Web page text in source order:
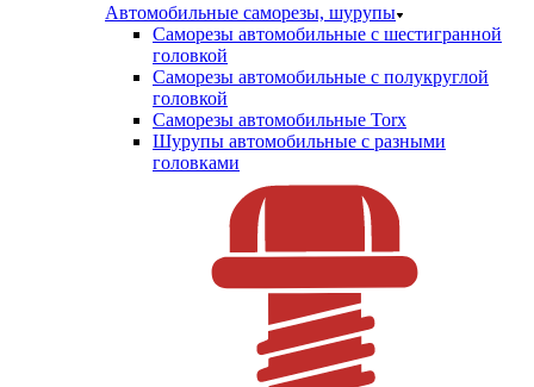
Автомобильные саморезы, шурупы
Саморезы автомобильные с шестигранной
головкой
Саморезы автомобильные с полукруглой
головкой
Саморезы автомобильные Torx
Шурупы автомобильные с разными
головками